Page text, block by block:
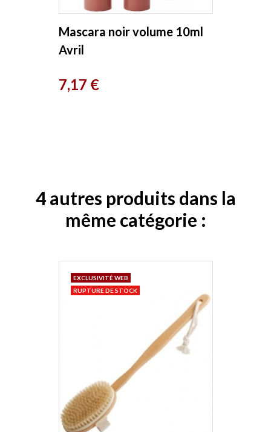
Mascara noir volume 10ml
Avril
Prix
7,17 €
4 autres produits dans la
même catégorie :
EXCLUSIVITÉ WEB
RUPTURE DE STOCK